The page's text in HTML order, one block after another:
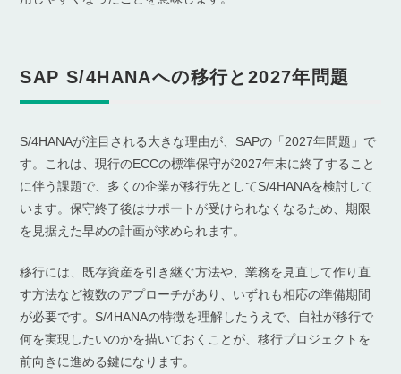
SAP S/4HANAへの移行と2027年問題
S/4HANAが注目される大きな理由が、SAPの「2027年問題」で
す。これは、現行のECCの標準保守が2027年末に終了すること
に伴う課題で、多くの企業が移行先としてS/4HANAを検討して
います。保守終了後はサポートが受けられなくなるため、期限
を見据えた早めの計画が求められます。
移行には、既存資産を引き継ぐ方法や、業務を見直して作り直
す方法など複数のアプローチがあり、いずれも相応の準備期間
が必要です。S/4HANAの特徴を理解したうえで、自社が移行で
何を実現したいのかを描いておくことが、移行プロジェクトを
前向きに進める鍵になります。